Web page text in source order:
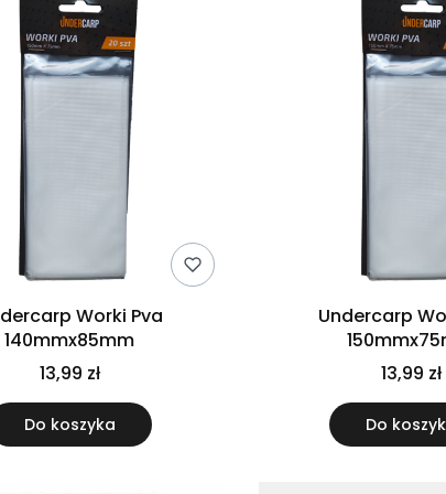
Worki Pva
140mmx85mm
13,99 zł
Do koszyka
Undercarp
13,99 zł
Do